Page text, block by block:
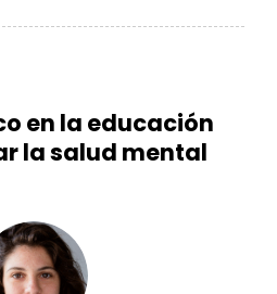
en la educación
la salud mental